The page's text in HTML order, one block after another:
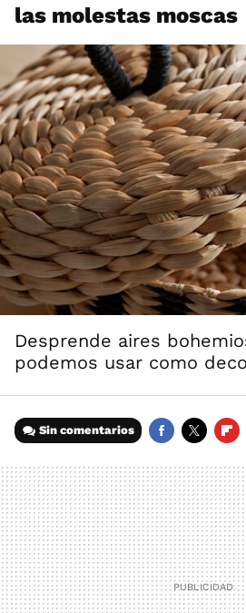
las molestas moscas
Desprende aires
podemos usar como
Sin comentarios